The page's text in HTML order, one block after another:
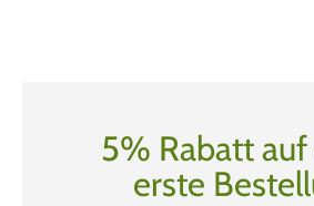
5% Rabatt
erste